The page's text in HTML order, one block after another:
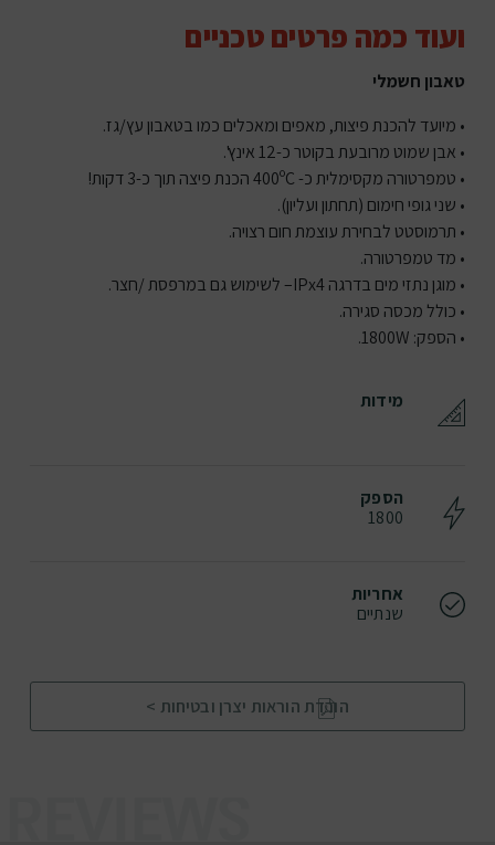
ועוד כמה פרטים טכניים
טאבון חשמלי
• מיועד להכנת פיצות, מאפים ומאכלים כמו בטאבון עץ/גז.
• אבן שמוט מרובעת בקוטר כ-12 אינץ'.
• טמפרטורה מקסימלית כ- 400ºC הכנת פיצה תוך כ-3 דקות!
• שני גופי חימום (תחתון ועליון).
• תרמוסטט לבחירת עוצמת חום רצויה.
• מד טמפרטורה.
• מוגן נתזי מים בדרגה IPx4– לשימוש גם במרפסת /חצר.
• כולל מכסה סגירה.
• הספק: 1800W.
מידות
הספק
1800
אחריות
שנתיים
הורדת הוראות יצרן ובטיחות >